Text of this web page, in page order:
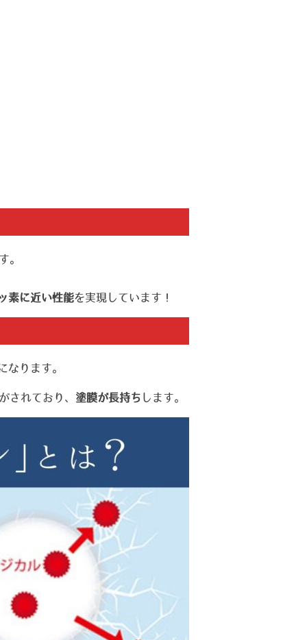
。
素に近い性能を実現しています！
なります。
されており、 塗膜が長持ち します。